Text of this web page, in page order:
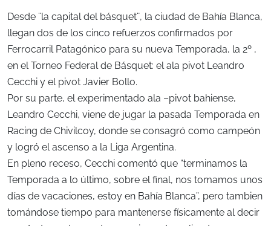
Desde ¨la capital del básquet¨, la ciudad de Bahía Blanca,
llegan dos de los cinco refuerzos confirmados por
Ferrocarril Patagónico para su nueva Temporada, la 2º ,
en el Torneo Federal de Básquet: el ala pivot Leandro
Cecchi y el pivot Javier Bollo.
Por su parte, el experimentado ala –pivot bahiense,
Leandro Cecchi, viene de jugar la pasada Temporada en
Racing de Chivilcoy, donde se consagró como campeón
y logró el ascenso a la Liga Argentina.
En pleno receso, Cecchi comentó que “terminamos la
Temporada a lo último, sobre el final, nos tomamos unos
días de vacaciones, estoy en Bahía Blanca”, pero tambien
tomándose tiempo para mantenerse físicamente al decir